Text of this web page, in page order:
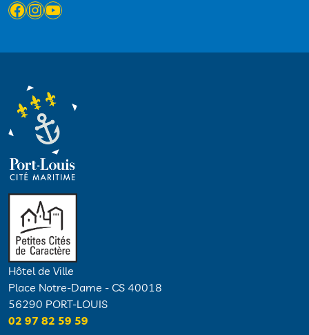
Facebook
Instagram
YouTube
Hôtel de Ville
Place Notre-Dame - CS 40018
56290 PORT-LOUIS
02 97 82 59 59